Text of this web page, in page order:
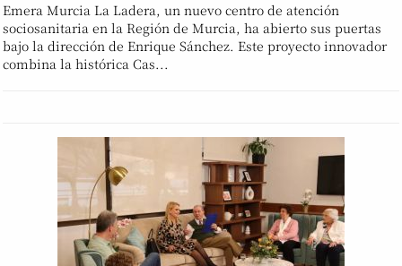
Emera Murcia La Ladera, un nuevo centro de atención
sociosanitaria en la Región de Murcia, ha abierto sus puertas
bajo la dirección de Enrique Sánchez. Este proyecto innovador
combina la histórica Cas...